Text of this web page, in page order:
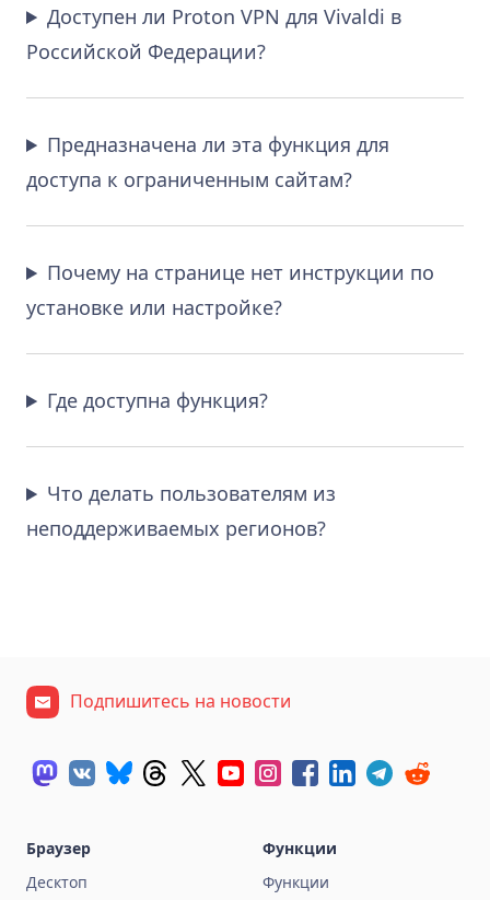
Доступен ли Proton VPN для Vivaldi в
Российской Федерации?
Предназначена ли эта функция для
доступа к ограниченным сайтам?
Почему на странице нет инструкции по
установке или настройке?
Где доступна функция?
Что делать пользователям из
неподдерживаемых регионов?
Подпишитесь на новости
Браузер
Десктоп
Функции
Функции